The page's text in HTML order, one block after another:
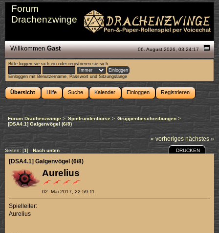
Forum
Drachenzwinge
06. August 2026, 03:24:17
WillkommenGast
Bitte loggen sie sich ein oderregistrieren sie sich.
Einloggen mit Benutzername, Passwort und Sitzungslänge
Übersicht Hilfe Suche Kalender Einloggen Registrieren
Forum Drachenzwinge > Spielrundenbörse> Gruppenbeschreibungen>
[DSA4.1] Galgenvögel (6/8)
« vorheriges nächstes »
Seiten: [1] Nach unten DRUCKEN
Aurelius
02. Mai 2017, 22:59:11
[DSA4.1] Galgenvögel (6/8)
Spielleiter:
Aurelius